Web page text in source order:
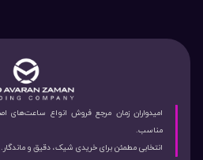
امیدواران زمان مرجع فروش انواع ساعت‌های
مناسب.
انتخابی مطمئن برای خریدی شیک، دقیق و ماندگار.